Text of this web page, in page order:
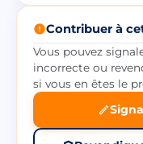
Contribuer à
Vous pouvez
incorrecte ou
si vous en êtes le